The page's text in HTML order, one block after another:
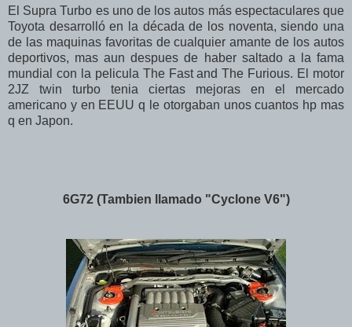
El Supra Turbo es uno de los autos más espectaculares que
Toyota desarrolló en la década de los noventa, siendo una
de las maquinas favoritas de cualquier amante de los autos
deportivos, mas aun despues de haber saltado a la fama
mundial con la pelicula The Fast and The Furious. El motor
2JZ twin turbo tenia ciertas mejoras en el mercado
americano y en EEUU q le otorgaban unos cuantos hp mas
q en Japon.
6G72 (Tambien llamado "Cyclone V6")